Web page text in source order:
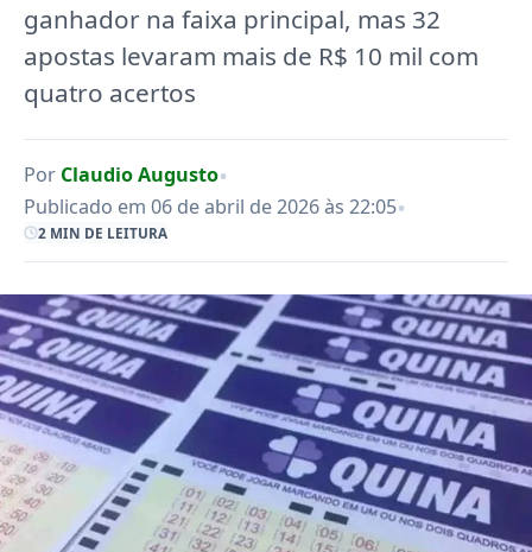
ganhador na faixa principal, mas 32
apostas levaram mais de R$ 10 mil com
quatro acertos
Por Claudio Augusto•
Publicado em 06 de abril de 2026 às 22:05•
2 MIN DE LEITURA